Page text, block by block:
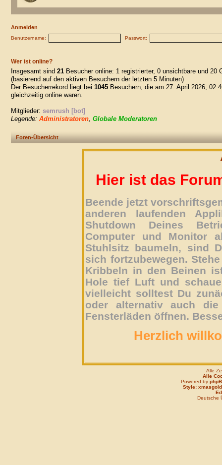
Anmelden
Benutzername: Passwort:
Wer ist online?
Insgesamt sind 21 Besucher online: 1 registrierter, 0 unsichtbare und 20
(basierend auf den aktiven Besuchern der letzten 5 Minuten)
Der Besucherrekord liegt bei 1045 Besuchern, die am 27. April 2026,
gleichzeitig online waren.
Mitglieder: semrush [bot]
Legende: Administratoren, Globale Moderatoren
Foren-Übersicht
Hier ist das
Beende jetzt
anderen laufenden
Shutdown Deines
Computer und Monitor
Stuhlsitz baumeln, sind
sich fortzubewegen.
Kribbeln in den Beinen
Hole tief Luft und
vielleicht solltest Du
oder alternativ auch
Fensterläden öffnen.
Herzlich
Alle
Alle
Powered by
Style: xmasgold
Deutsche